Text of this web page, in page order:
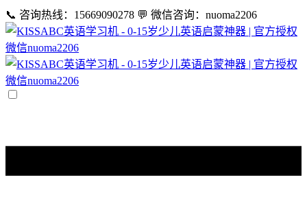
📞 咨询热线：15669090278 💬 微信咨询：nuoma2206